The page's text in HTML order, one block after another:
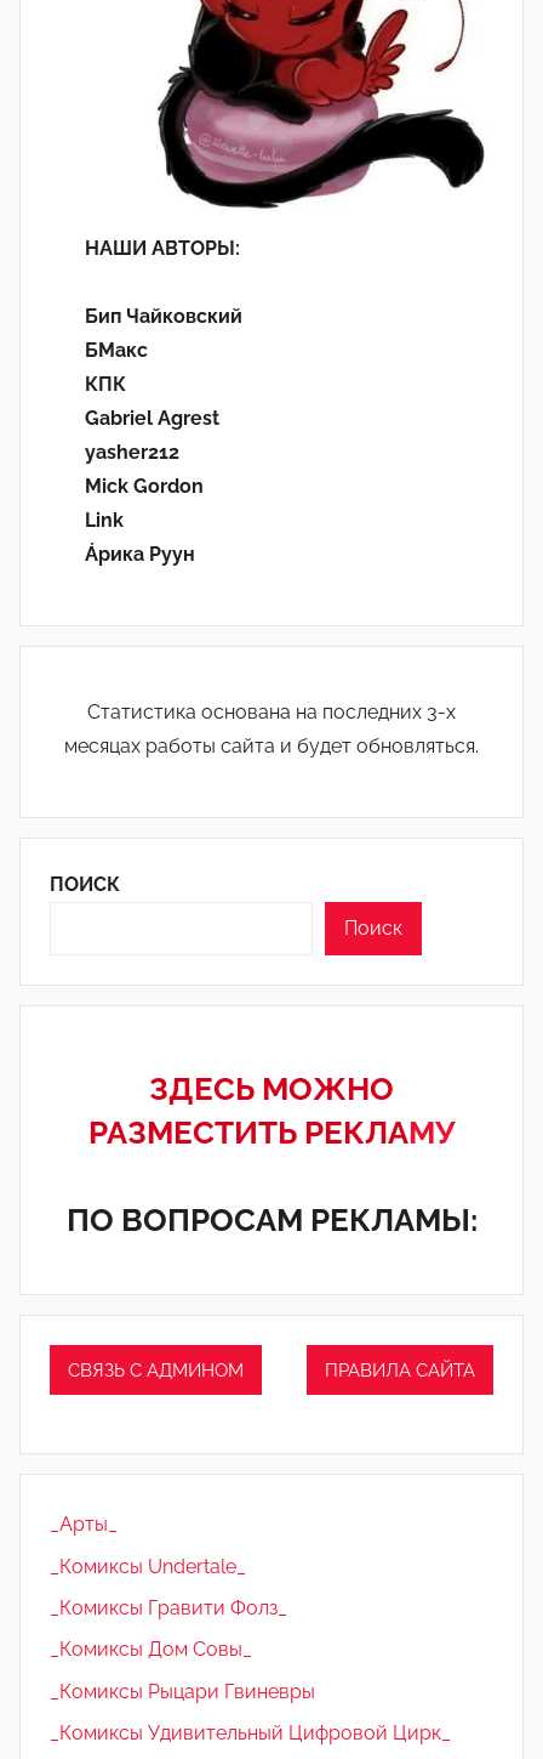
НАШИ АВТОРЫ:
Бип Чайковский
БМакс
КПК
Gabriel Agrest
yasher212
Mick Gordon
Link
Áрика Руун
Статистика основана на последних 3-х
месяцах работы сайта и будет обновляться.
ПОИСК
Поиск
ЗДЕСЬ МОЖНО
РАЗМЕСТИТЬ РЕКЛАМУ
ПО ВОПРОСАМ РЕКЛАМЫ:
СВЯЗЬ С АДМИНОМ ПРАВИЛА САЙТА
_Арты_
_Комиксы Undertale_
_Комиксы Гравити Фолз_
_Комиксы Дом Совы_
_Комиксы Рыцари Гвиневры
_Комиксы Удивительный Цифровой Цирк_